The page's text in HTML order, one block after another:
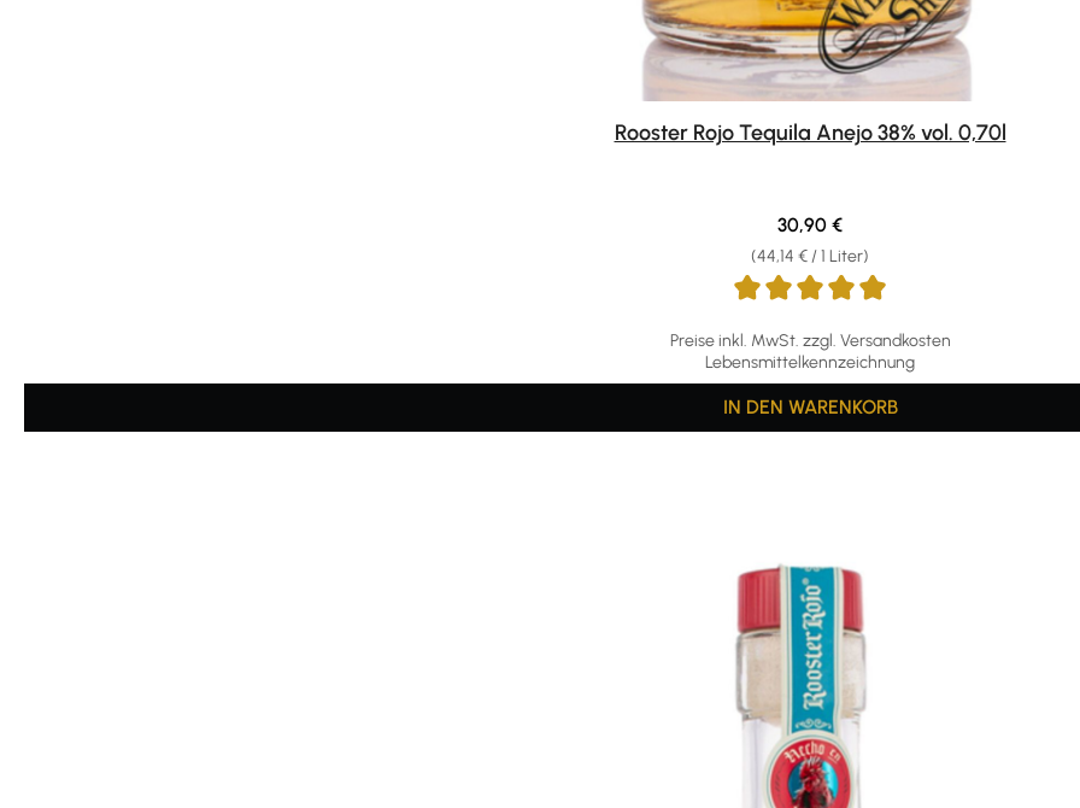
Rooster Rojo Tequila Anejo 38% vol. 0,70l
Preise inkl. MwSt. zzgl. Versandkosten
Lebensmittelkennzeichnung
(44,14 € / 1 Liter)
Regulärer Preis:
30,90 €
IN DEN WARENKORB